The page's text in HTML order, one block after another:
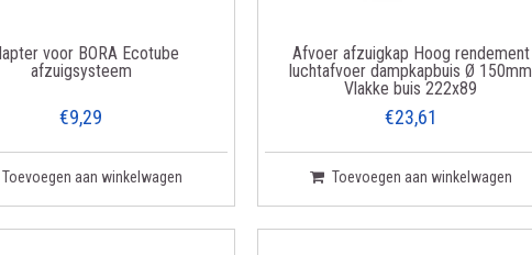
geen klepper geluiden
retourneren
voor BORA Ecotube
afzuigsysteem
€9,29
Toevoegen aan winkelwagen
Afvoer afzuigkap Hoog rendement
luchtafvoer dampkapbuis Ø 150mm
Vlakke buis 222x89
€23,61
Toevoegen aan winkelwagen